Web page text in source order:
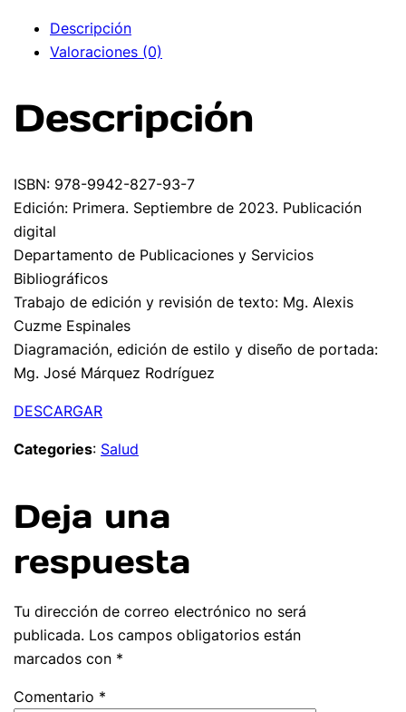
Descripción
Valoraciones (0)
Descripción
ISBN: 978-9942-827-93-7
Edición: Primera. Septiembre de 2023. Publicación
digital
Departamento de Publicaciones y Servicios
Bibliográficos
Trabajo de edición y revisión de texto: Mg. Alexis
Cuzme Espinales
Diagramación, edición de estilo y diseño de portada:
Mg. José Márquez Rodríguez
DESCARGAR
Categories: Salud
Deja una
respuesta
Tu dirección de correo electrónico no será
publicada. Los campos obligatorios están
marcados con *
Comentario *